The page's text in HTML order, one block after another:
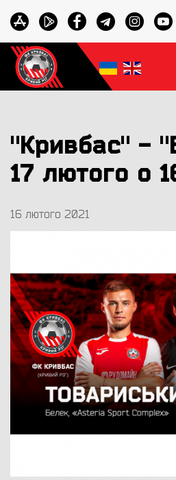
"Кривбас" -
17 лютого о
16 лютого 2021